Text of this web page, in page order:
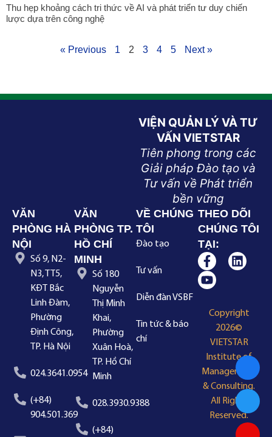
Thu hẹp khoảng cách tri thức về AI và phát triển tư duy chiến
lược dựa trên công nghệ
« Previous 1 2 3 4 5 Next »
VIỆN QUẢN LÝ VÀ TƯ
VẤN VIETSTAR
Tiên phong trong các
Giải pháp Đào tạo và
Tư vấn về Phát triển
bền vững
VĂN
PHÒNG HÀ
NỘI
Số 9, N2-
N3, TT5,
KĐT Bắc
Linh Đàm,
Phường
Định Công,
TP. Hà Nội
024.3641.0954
(+84)
904.501.369
VĂN
PHÒNG TP.
HỒ CHÍ
MINH
Số 180
Nguyễn
Thị Minh
Khai,
Phường
Xuân Hoà,
TP. Hồ Chí
Minh
028.3930.9388
(+84)
VỀ CHÚNG
TÔI
Đào tạo
Tư vấn
Diễn đàn VSBF
Tin tức & báo
chí
THEO DÕI
CHÚNG TÔI
TẠI:
Copyright
2026©
VIETSTAR
Institute of
Management
& Consulting.
All Rights
Reserved.